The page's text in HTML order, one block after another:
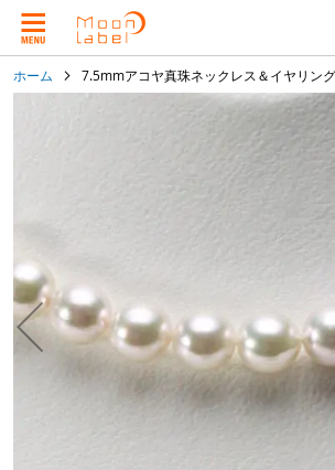
ホーム 7.5mmアコヤ真珠ネックレス＆イヤリン
ー
の
最
後